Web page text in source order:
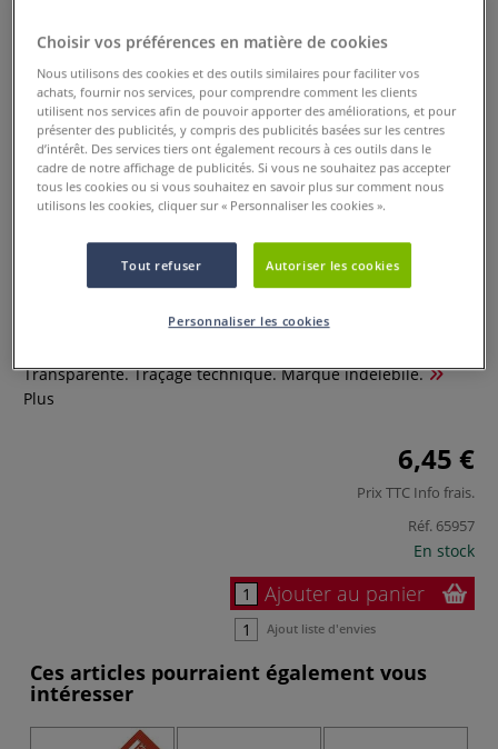
Règle carrée - 20 cm
0 Commentaires
Transparente. Traçage technique. Marque indélébile.
Plus
6,45 €
Prix TTC Info frais.
Réf. 65957
En stock
Ajouter au panier
Ajout liste d'envies
Ces articles pourraient également vous
intéresser
Choisir vos préférences en matière de cookies
Nous utilisons des cookies et des outils similaires pour faciliter vos
achats, fournir nos services, pour comprendre comment les clients
utilisent nos services afin de pouvoir apporter des améliorations, et pour
présenter des publicités, y compris des publicités basées sur les centres
d’intérêt. Des services tiers ont également recours à ces outils dans le
cadre de notre affichage de publicités. Si vous ne souhaitez pas accepter
tous les cookies ou si vous souhaitez en savoir plus sur comment nous
utilisons les cookies, cliquer sur « Personnaliser les cookies ».
Tout refuser Autoriser les cookies
Personnaliser les cookies